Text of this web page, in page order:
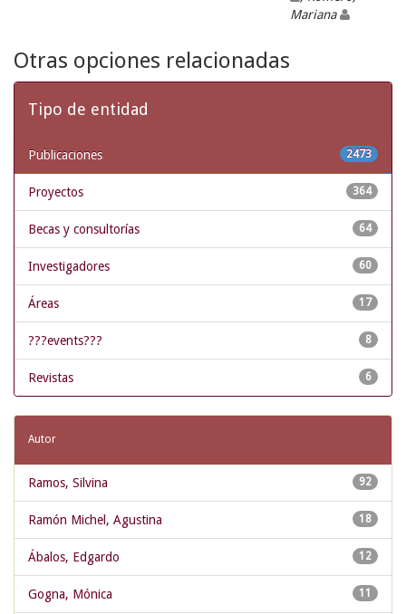
Mariana
Otras opciones relacionadas
Tipo de entidad
2473
Publicaciones
364
Proyectos
64
Becas y consultorías
60
Investigadores
17
Áreas
8
???events???
6
Revistas
Autor
92
Ramos, Silvina
18
Ramón Michel, Agustina
12
Ábalos, Edgardo
11
Gogna, Mónica